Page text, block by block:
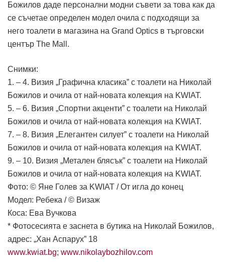
Божилов даде персонални модни съвети за това как да
се съчетае определен модел очила с подходящи за
него тоалети в магазина на Grand Optics в търговски
център The Mall.
Снимки:
1. – 4. Визия „Графична класика” с тоалети на Николай
Божилов и очила от най-новата колекция на KWIAT.
5. – 6. Визия „Спортни акценти” с тоалети на Николай
Божилов и очила от най-новата колекция на KWIAT.
7. – 8. Визия „Елегантен силует” с тоалети на Николай
Божилов и очила от най-новата колекция на KWIAT.
9. – 10. Визия „Метален блясък” с тоалети на Николай
Божилов и очила от най-новата колекция на KWIAT.
Фото: © Яне Голев за KWIAT / От игла до конец
Модел: Ребека / © Визаж
Коса: Ева Вучкова
* Фотосесията е заснета в бутика на Николай Божилов,
адрес: „Хан Аспарух” 18
www.kwiat.bg; www.nikolaybozhilov.com